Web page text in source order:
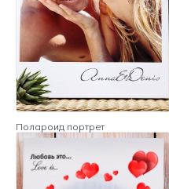
Полароид портрет